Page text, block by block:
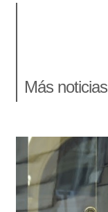
Más noticias